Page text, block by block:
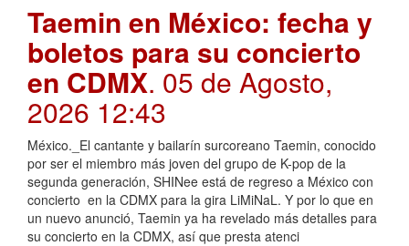
Taemin en México: fecha y
boletos para su concierto
en CDMX. 05 de Agosto,
2026 12:43
México._El cantante y bailarín surcoreano Taemin, conocido
por ser el miembro más joven del grupo de K-pop de la
segunda generación, SHINee está de regreso a México con
concierto en la CDMX para la gira LiMiNaL. Y por lo que en
un nuevo anunció, Taemin ya ha revelado más detalles para
su concierto en la CDMX, así que presta atenci